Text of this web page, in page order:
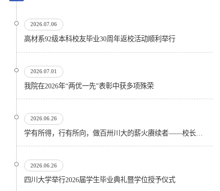
2026.07.06
高材系92级本科校友毕业30周年返校活动顺利举行
2026.07.01
我院在2026年“两优一先”表彰中获多项殊荣
2026.06.26
2026.06.26
四川大学举行2026届学生毕业典礼暨学位授予仪式